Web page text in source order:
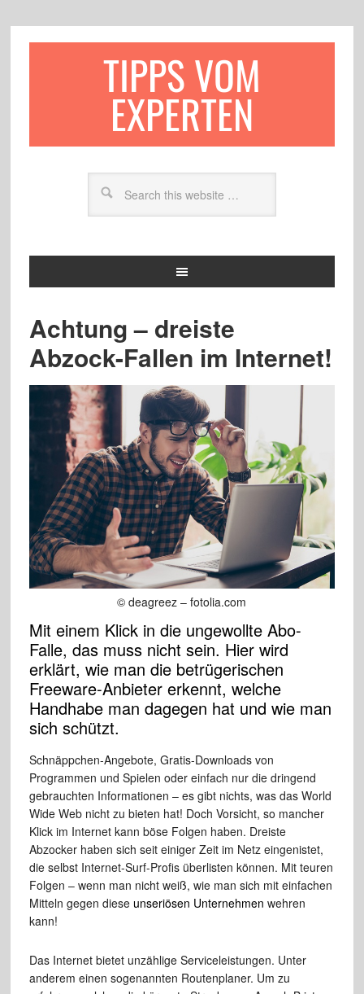
TIPPS VOM
EXPERTEN
Achtung – dreiste
Abzock-Fallen im Internet!
© deagreez – fotolia.com
Mit einem Klick in die ungewollte Abo-
Falle, das muss nicht sein. Hier wird
erklärt, wie man die betrügerischen
Freeware-Anbieter erkennt, welche
Handhabe man dagegen hat und wie man
sich schützt.
Schnäppchen-Angebote, Gratis-Downloads von
Programmen und Spielen oder einfach nur die dringend
gebrauchten Informationen – es gibt nichts, was das World
Wide Web nicht zu bieten hat! Doch Vorsicht, so mancher
Klick im Internet kann böse Folgen haben. Dreiste
Abzocker haben sich seit einiger Zeit im Netz eingenistet,
die selbst Internet-Surf-Profis überlisten können. Mit teuren
Folgen – wenn man nicht weiß, wie man sich mit einfachen
Mitteln gegen diese unseriösen Unternehmen wehren
kann!
Das Internet bietet unzählige Serviceleistungen. Unter
anderem einen sogenannten Routenplaner. Um zu